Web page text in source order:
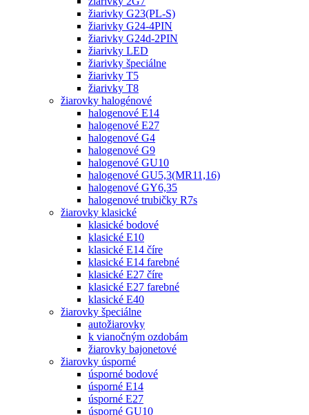
žiarivky G23(PL-S)
žiarivky G24-4PIN
žiarivky G24d-2PIN
žiarivky LED
žiarivky špeciálne
žiarivky T5
žiarivky T8
žiarovky halogénové
halogenové E14
halogenové E27
halogenové G4
halogenové G9
halogenové GU10
halogenové GU5,3(MR11,16)
halogenové GY6,35
halogenové trubičky R7s
žiarovky klasické
klasické bodové
klasické E10
klasické E14 číre
klasické E14 farebné
klasické E27 číre
klasické E27 farebné
klasické E40
žiarovky špeciálne
autožiarovky
k vianočným ozdobám
žiarovky bajonetové
žiarovky úsporné
úsporné bodové
úsporné E14
úsporné E27
úsporné GU10